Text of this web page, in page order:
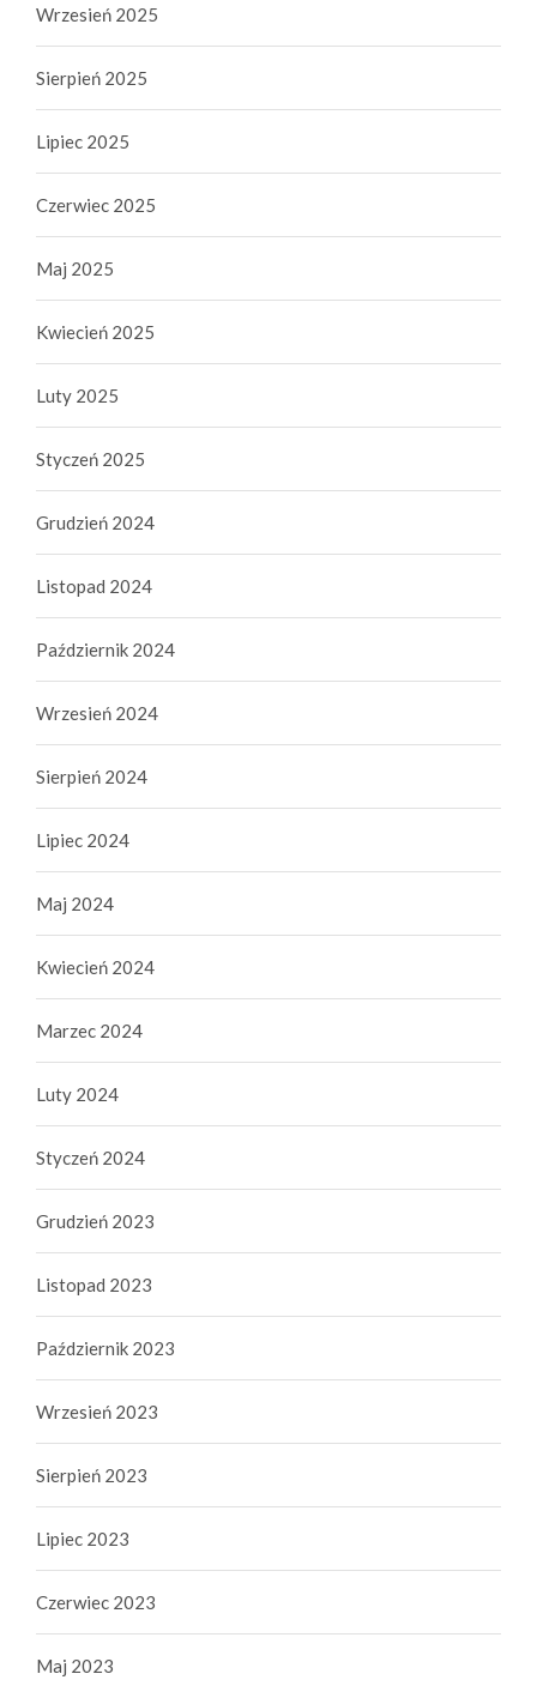
Wrzesień 2025
Sierpień 2025
Lipiec 2025
Czerwiec 2025
Maj 2025
Kwiecień 2025
Luty 2025
Styczeń 2025
Grudzień 2024
Listopad 2024
Październik 2024
Wrzesień 2024
Sierpień 2024
Lipiec 2024
Maj 2024
Kwiecień 2024
Marzec 2024
Luty 2024
Styczeń 2024
Grudzień 2023
Listopad 2023
Październik 2023
Wrzesień 2023
Sierpień 2023
Lipiec 2023
Czerwiec 2023
Maj 2023